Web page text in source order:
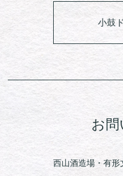
小鼓
お問
西山酒造場・有形